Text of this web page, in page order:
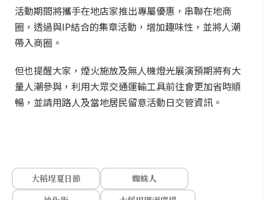
活動期間將攜手在地店家推出專屬優惠，串聯在地商
圈，透過與IP結合的集章活動，增加趣味性，並將人潮
帶入商圈。
但也提醒大家，煙火施放及無人機燈光展演預期將有大
量人潮參與，利用大眾交通運輸工具前往會更加省時順
暢，並請用路人及當地居民留意活動日交管資訊。
大稻埕夏日節
蜘蛛人